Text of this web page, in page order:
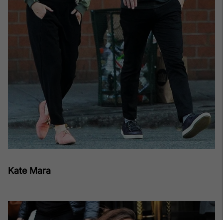
Kate Mara